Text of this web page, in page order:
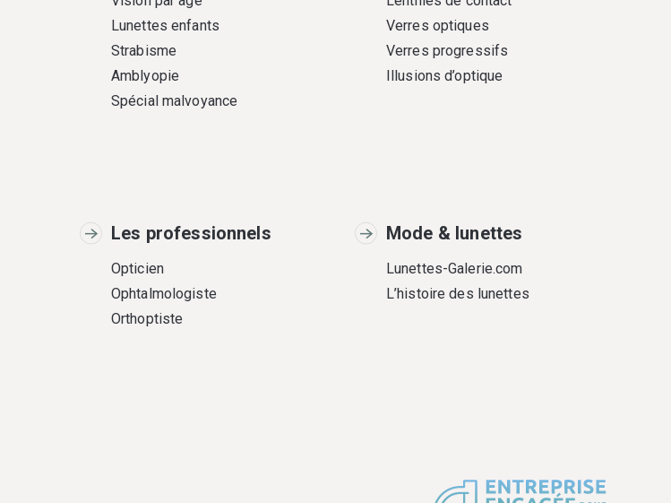
Lunettes enfants
Strabisme
Amblyopie
Spécial malvoyance
Verres optiques
Verres progressifs
Illusions d’optique
Les professionnels
Opticien
Ophtalmologiste
Orthoptiste
Mode & lunettes
Lunettes-Galerie.com
L’histoire des lunettes